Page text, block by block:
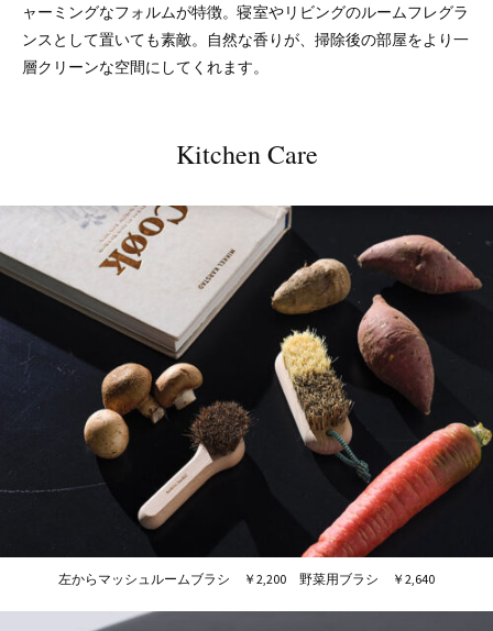
ャーミングなフォルムが特徴。寝室やリビングのルームフレグラ
ンスとして置いても素敵。自然な香りが、掃除後の部屋をより一
層クリーンな空間にしてくれます。
Kitchen Care
左からマッシュルームブラシ ￥2,200 野菜用ブラシ ￥2,640